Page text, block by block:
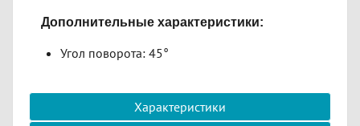
Дополнительные характеристики:
Угол поворота: 45°
Характеристики